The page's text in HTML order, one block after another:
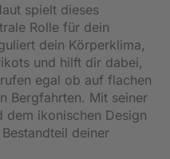
spielt dieses
Rolle für dein
dein Körperklima,
und hilft dir dabei,
egal ob auf flachen
Bergfahrten. Mit seiner
dem ikonischen Design
deiner